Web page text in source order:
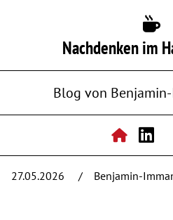
Nachdenken im
Blog von
27.05.2026 Benjamin-